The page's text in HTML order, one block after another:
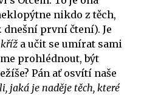
nikdo z těch,
dnešní první čtení). Je
kříž a učit se umírat sami
prohlédnout, být
Pán ať osvítí naše
jaká je naděje těch, které